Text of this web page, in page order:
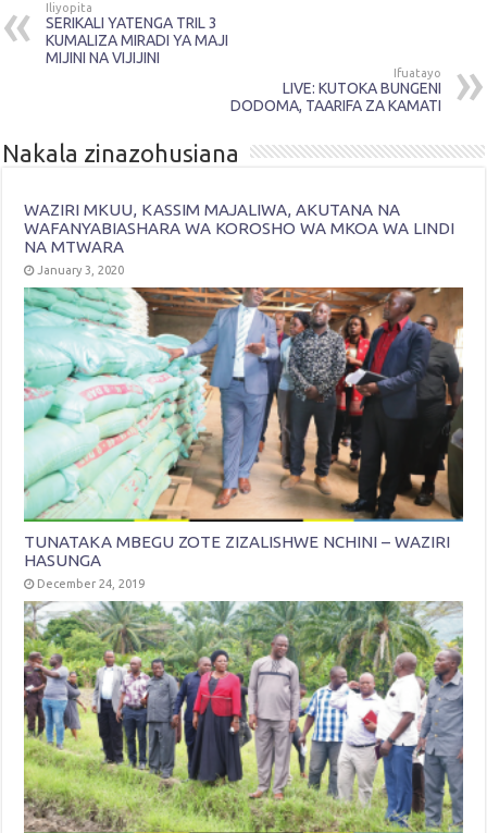
Iliyopita
SERIKALI YATENGA TRIL 3
KUMALIZA MIRADI YA MAJI
MIJINI NA VIJIJINI
Ifuatayo
LIVE: KUTOKA BUNGENI
DODOMA, TAARIFA ZA KAMATI
Nakala zinazohusiana
WAZIRI MKUU, KASSIM MAJALIWA, AKUTANA NA
WAFANYABIASHARA WA KOROSHO WA MKOA WA LINDI
NA MTWARA
January 3, 2020
TUNATAKA MBEGU ZOTE ZIZALISHWE NCHINI – WAZIRI
HASUNGA
December 24, 2019